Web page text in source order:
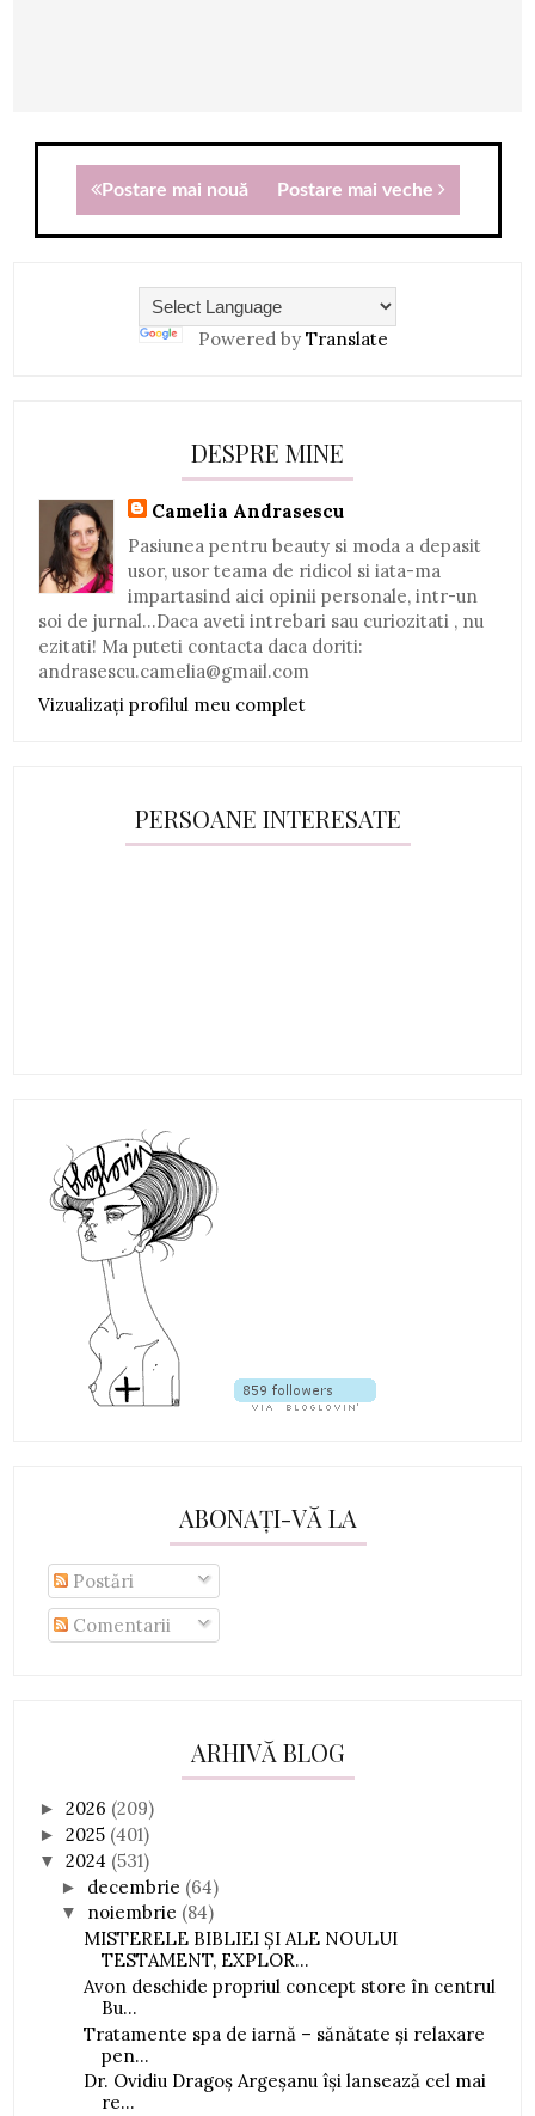
Postare mai nouă Postare mai veche
Powered by Translate
DESPRE MINE
Camelia Andrasescu
Pasiunea pentru beauty si moda a depasit
usor, usor teama de ridicol si iata-ma
impartasind aici opinii personale, intr-un
soi de jurnal...Daca aveti intrebari sau curiozitati , nu
ezitati! Ma puteti contacta daca doriti:
andrasescu.camelia@gmail.com
Vizualizați profilul meu complet
PERSOANE INTERESATE
ABONAȚI-VĂ LA
Postări
Comentarii
ARHIVĂ BLOG
►2026 (209)
►2025 (401)
▼2024 (531)
► decembrie (64)
▼ noiembrie (84)
MISTERELE BIBLIEI ȘI ALE NOULUI
TESTAMENT, EXPLOR...
Avon deschide propriul concept store în centrul
Bu...
Tratamente spa de iarnă – sănătate și relaxare
pen...
Dr. Ovidiu Dragoș Argeșanu își lansează cel mai
re...